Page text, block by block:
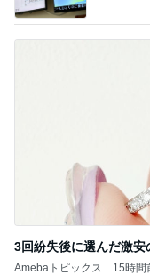
3回紛失後に選んだ激安
Amebaトピックス 15時間